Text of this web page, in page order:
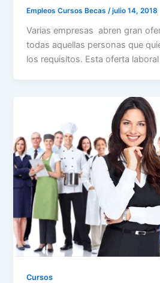
Empleos Cursos Becas/julio 14, 2018
Varias empresas abren gran
todas aquellas personas que
los requisitos. Esta oferta
Cursos